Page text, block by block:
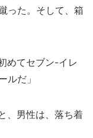
った。そして、箱
めてセブン-イレ
ルだ」
、男性は、落ち着